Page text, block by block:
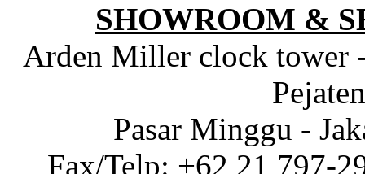
SHOWROOM &
Arden Miller clock tower
Pasar Minggu -
Fax/Telp: +62 21 797-